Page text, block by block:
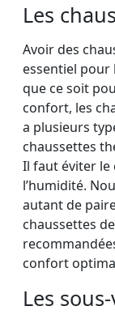
Les
Avoir des
essentiel pour
que ce soit
confort, les
a plusieurs
chaussettes
Il faut éviter le
l’humidité.
autant de
chaussettes
confort
Les